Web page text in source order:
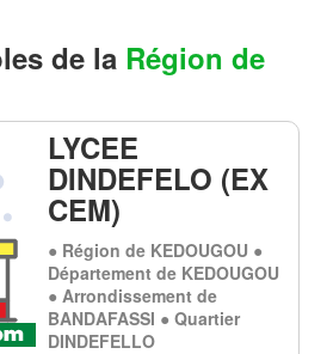
de la Région de
LYCEE
DINDEFELO (EX
CEM)
● Région de KEDOUGOU ●
Département de KEDOUGOU
● Arrondissement de
BANDAFASSI ● Quartier
DINDEFELLO